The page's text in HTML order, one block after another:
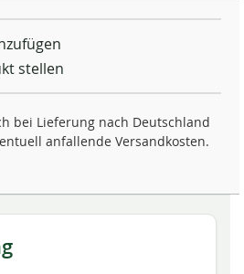
stellen
bei Lieferung nach Deutschland
anfallende Versandkosten.